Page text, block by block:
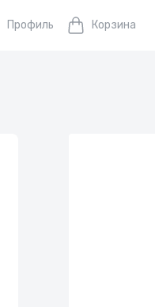
Профиль Корзина